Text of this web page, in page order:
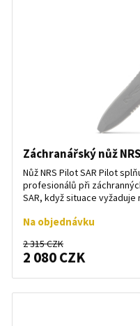
Záchranářský nůž
Nůž NRS Pilot SAR Pilot
profesionálů při
SAR, když situace
Na objednávku
2 315 CZK
2 080 CZK